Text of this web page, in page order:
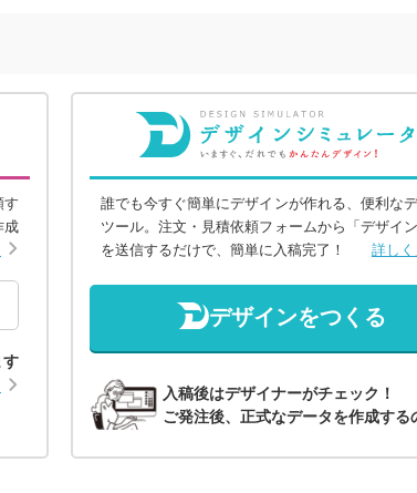
成
誰でも今すぐ簡単にデザインが作れる、便利な
ツール。注文・見積依頼フォームから「デザイン
を送信するだけで、簡単に入稿完了！
詳し
デザインをつくる
入稿後はデザイナーがチェック！
ご発注後、正式なデータを作成する